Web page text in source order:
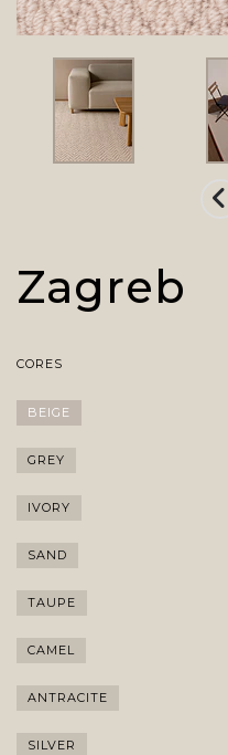
Zagreb
CORES
BEIGE
GREY
IVORY
SAND
TAUPE
CAMEL
ANTRACITE
SILVER